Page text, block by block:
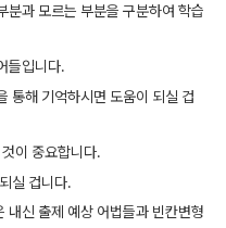
분과 모르는 부분을 구분하여 학습
들입니다.
통해 기억하시면 도움이 되실 겁
이 중요합니다.
실 겁니다.
내신 출제 예상 어법들과 빈칸변형